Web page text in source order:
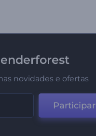
novidades e ofertas
Participar